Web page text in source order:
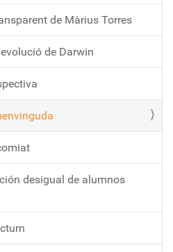
de Màrius Torres
de Darwin
desigual de alumnos